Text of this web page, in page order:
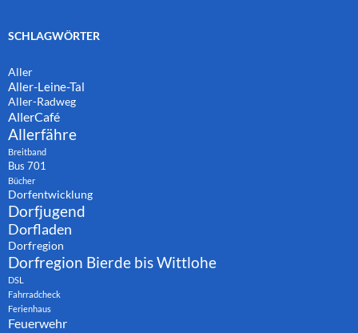
SCHLAGWÖRTER
Aller
Aller-Leine-Tal
Aller-Radweg
AllerCafé
Allerfähre
Breitband
Bus 701
Bücher
Dorfentwicklung
Dorfjugend
Dorfladen
Dorfregion
Dorfregion Bierde bis Wittlohe
DSL
Fahrradcheck
Ferienhaus
Feuerwehr